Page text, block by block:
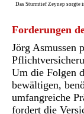
Das Sturmtief Zeynep sorgte
Forderungen
Jörg Asmussen
Um die Folgen
bewältigen,
umfangreiche
fordert die